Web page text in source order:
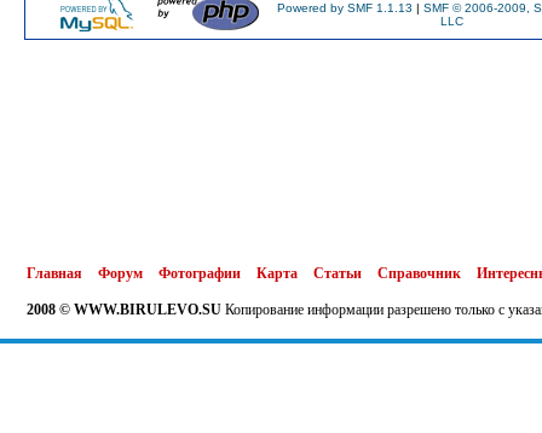
Powered by SMF 1.1.13 | SMF © 2006-2009,
LLC
Главная Форум Фотографии Карта Статьи Справочник
2008 © WWW.BIRULEVO.SU Копирование информации разрешено только с